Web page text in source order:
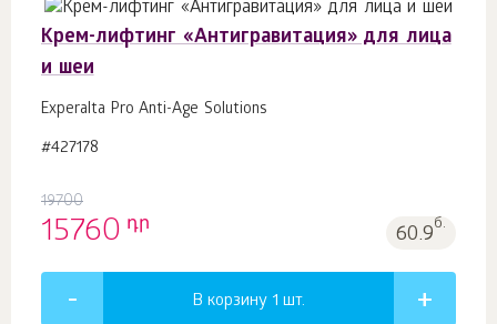
Крем-лифтинг «Антигравитация» для лица
и шеи
Experalta Pro Anti-Age Solutions
#427178
19700
15760 դր 60.9б.
В корзину 1 шт.